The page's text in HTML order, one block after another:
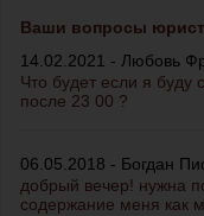
Ваши вопросы
14.02.2021 - Любовь
Что будет если я буду
после 23 00 ?
06.05.2018 - Богдан
добрый вечер! нужна
содержание меня как